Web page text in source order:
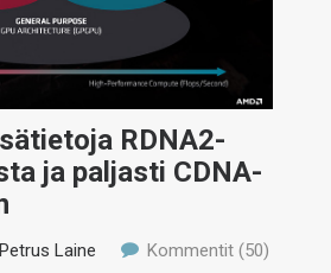
RDNA2-
ja paljasti CDNA-
Petrus Laine Kommentit (50)